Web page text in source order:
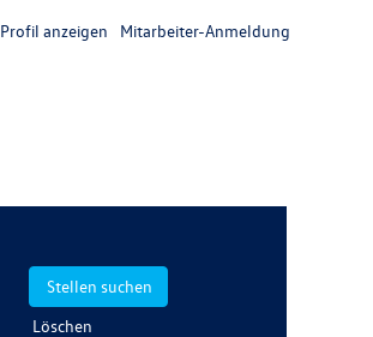
Profil anzeigen Mitarbeiter-Anmeldung
Löschen